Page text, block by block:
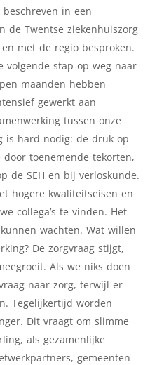
in een
de Twentse ziekenhuiszorg
met de regio besproken.
volgende stap op weg naar
maanden hebben
gewerkt aan
tussen onze
is hard nodig: de druk op
toenemende tekorten,
de SEH en bij verloskunde.
hogere kwaliteitseisen en
collega’s te vinden. Het
wachten. Wat willen
De zorgvraag stijgt,
Als we niks doen
naar zorg, terwijl er
Tegelijkertijd worden
Dit vraagt om slimme
als gezamenlijke
gemeenten